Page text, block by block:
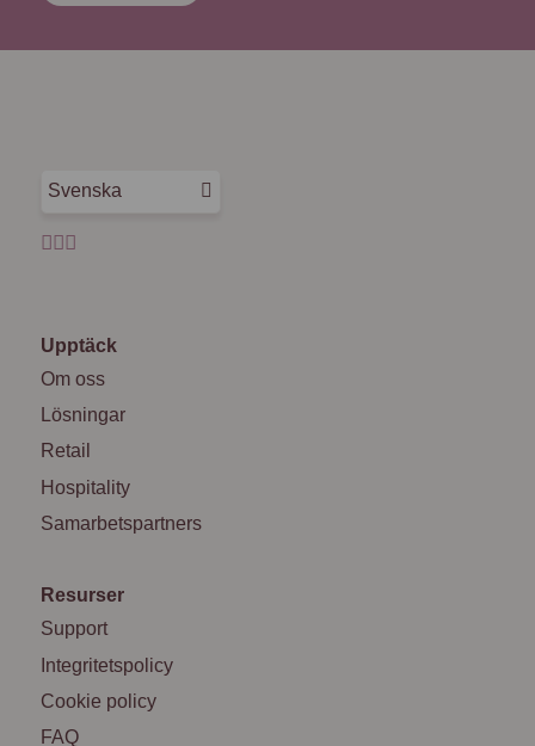
Svenska
Upptäck
Om oss
Lösningar
Retail
Hospitality
Samarbetspartners
Resurser
Support
Integritetspolicy
Cookie policy
FAQ